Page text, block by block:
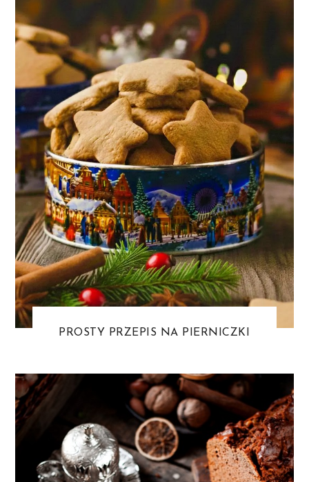
PROSTY PRZEPIS NA PIERNICZKI